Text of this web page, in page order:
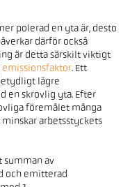
polerad en yta är, desto
därför också
är detta särskilt viktigt
emissionsfaktor. Ett
lägre
en skrovlig yta. Efter
föremålet många
arbetsstyckets
summan av
och emitterad